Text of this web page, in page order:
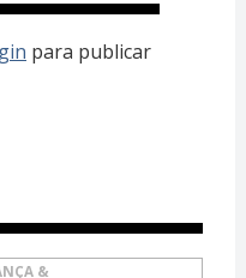
para publicar
&